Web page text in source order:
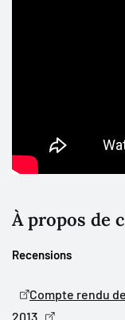
À propos de
Recensions
Compte rendu
2013